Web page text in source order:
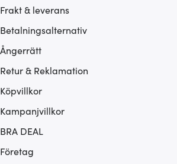
Frakt & leverans
Betalningsalternativ
Ångerrätt
Retur & Reklamation
Köpvillkor
Kampanjvillkor
BRA DEAL
Företag